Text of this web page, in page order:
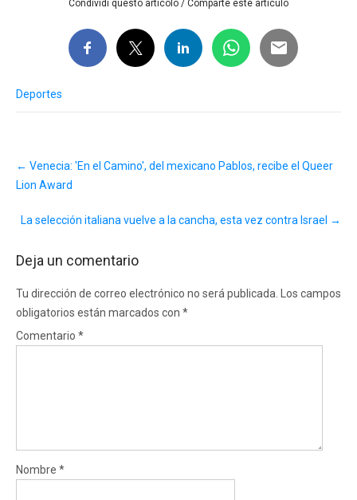
Condividi questo articolo / Comparte este artículo
Deportes
navigation
← Venecia: 'En el Camino', del mexicano Pablos, recibe el Queer
Lion Award
La selección italiana vuelve a la cancha, esta vez contra Israel →
Deja un comentario
Tu dirección de correo electrónico no será publicada.
Los campos
obligatorios están marcados con *
Comentario *
Nombre *